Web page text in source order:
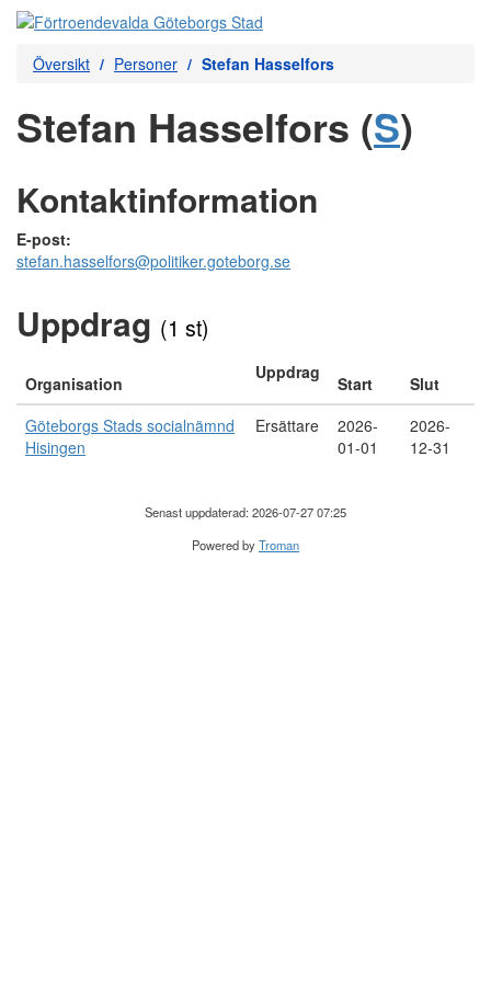
Översikt Personer Stefan Hasselfors
Stefan Hasselfors (S)
Kontaktinformation
E-post:
stefan.hasselfors@politiker.goteborg.se
Uppdrag (1 st)
Organisation
Uppdrag
Start
Slut
Göteborgs Stads socialnämnd
Hisingen
Ersättare
2026-
01-01
2026-
12-31
Senast uppdaterad: 2026-07-27 07:25
Powered byTroman